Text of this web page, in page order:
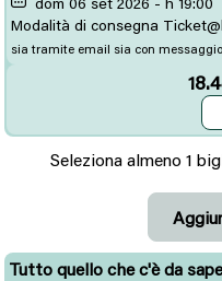
Modalità di consegna
sia tramite email sia con
Seleziona almeno 1
Tutto quello che c'è da